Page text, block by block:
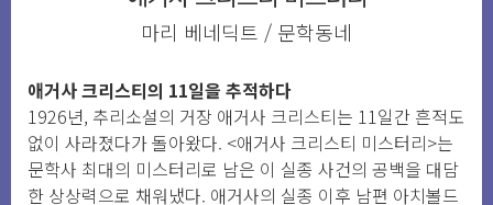
마리 베네딕트 / 문학동네
애거사 크리스티의 11일을 추적하다
1926년, 추리소설의 거장 애거사 크리스티는 11일간 흔적도
없이 사라졌다가 돌아왔다. <애거사 크리스티 미스터리>는
문학사 최대의 미스터리로 남은 이 실종 사건의 공백을 대담
한 상상력으로 채워냈다. 애거사의 실종 이후 남편 아치볼드